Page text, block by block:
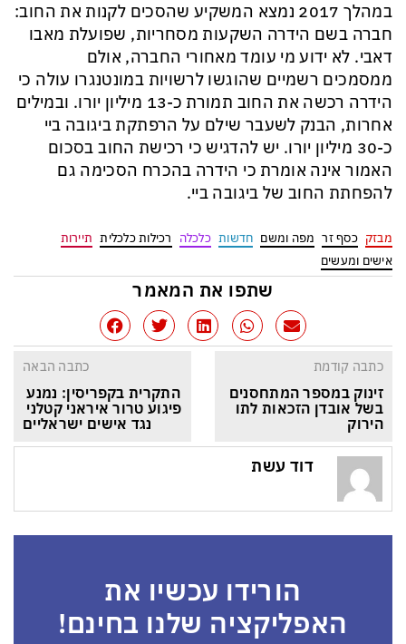
במהלך 2017 נמצא המשקיע שהסכים לקנות את החוב:
חברה בשם הידרה השקעות מסחריות, שפועלת מאבו
דאבי. לא ידוע מי עומד מאחורי החברה, אולם
ממסמכים רשמיים שהוגשו לרשויות במונטנגרו עולה כי
הידרה רכשה את החוב תמורת כ-13 מיליון יורו. ובמילים
אחרות, הבנק לשעבר שילם על הרפתקת ביגובה ביי
כ-30 מיליון יורו. יש להדגיש כי רכישת החוב בסכום
האמור אינה אומרת כי הידרה בהכרח הסכימה גם
להפחתת החוב של ביגובה ביי.
מבזק כסף זר מפה ומשם חדשות כלכלה רכילות כלכלית תיירות
אישים ומעשים
שתפו את המאמר
כתבה קודמת
זינוק במספר המתחסנים
בשל אובדן הזכאות לתו
הירוק
כתבה הבאה
התקרית בקפריסין: נמנע
פיגוע טרור איראני קטלני
נגד אישים ישראליים
דוד עשת
הורידו עכשיו את
האפליקציה שלנו בחינם!